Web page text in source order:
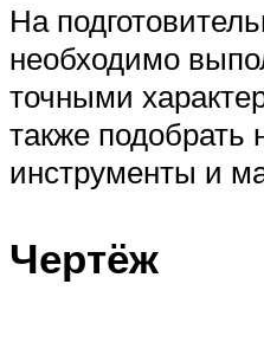
На
необходимо
точными
также
инструменты и
Чертёж